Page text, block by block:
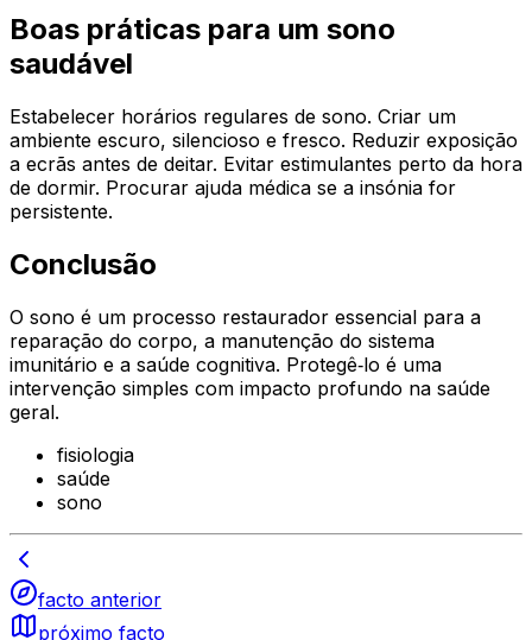
Boas práticas para um sono
saudável
Estabelecer horários regulares de sono. Criar um
ambiente escuro, silencioso e fresco. Reduzir exposição
a ecrãs antes de deitar. Evitar estimulantes perto da hora
de dormir. Procurar ajuda médica se a insónia for
persistente.
Conclusão
O sono é um processo restaurador essencial para a
reparação do corpo, a manutenção do sistema
imunitário e a saúde cognitiva. Protegê‑lo é uma
intervenção simples com impacto profundo na saúde
geral.
fisiologia
saúde
sono
facto anterior
próximo facto